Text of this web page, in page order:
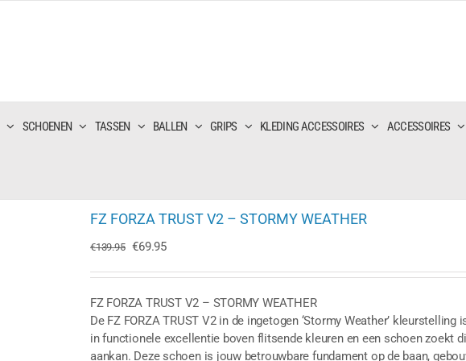
SCHOENEN TASSEN BALLEN GRIPS KLEDING ACCESSOIRES ACCESSOIRES
FZ FORZA TRUST V2 – STORMY WEATHER
€139.95 Oorspronkelijke
was:
€139.95.
€69.95Huidige
is:
€69.95.
FZ FORZA TRUST V2 – STORMY WEATHER
De FZ FORZA TRUST V2 in de ingetogen ‘Stormy Weather’
in functionele excellentie boven flitsende kleuren en een schoen zoekt
aankan. Deze schoen is jouw betrouwbare fundament op de baan,